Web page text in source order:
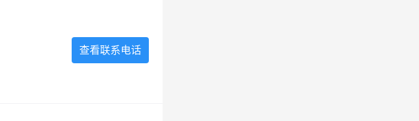
查看联系电话